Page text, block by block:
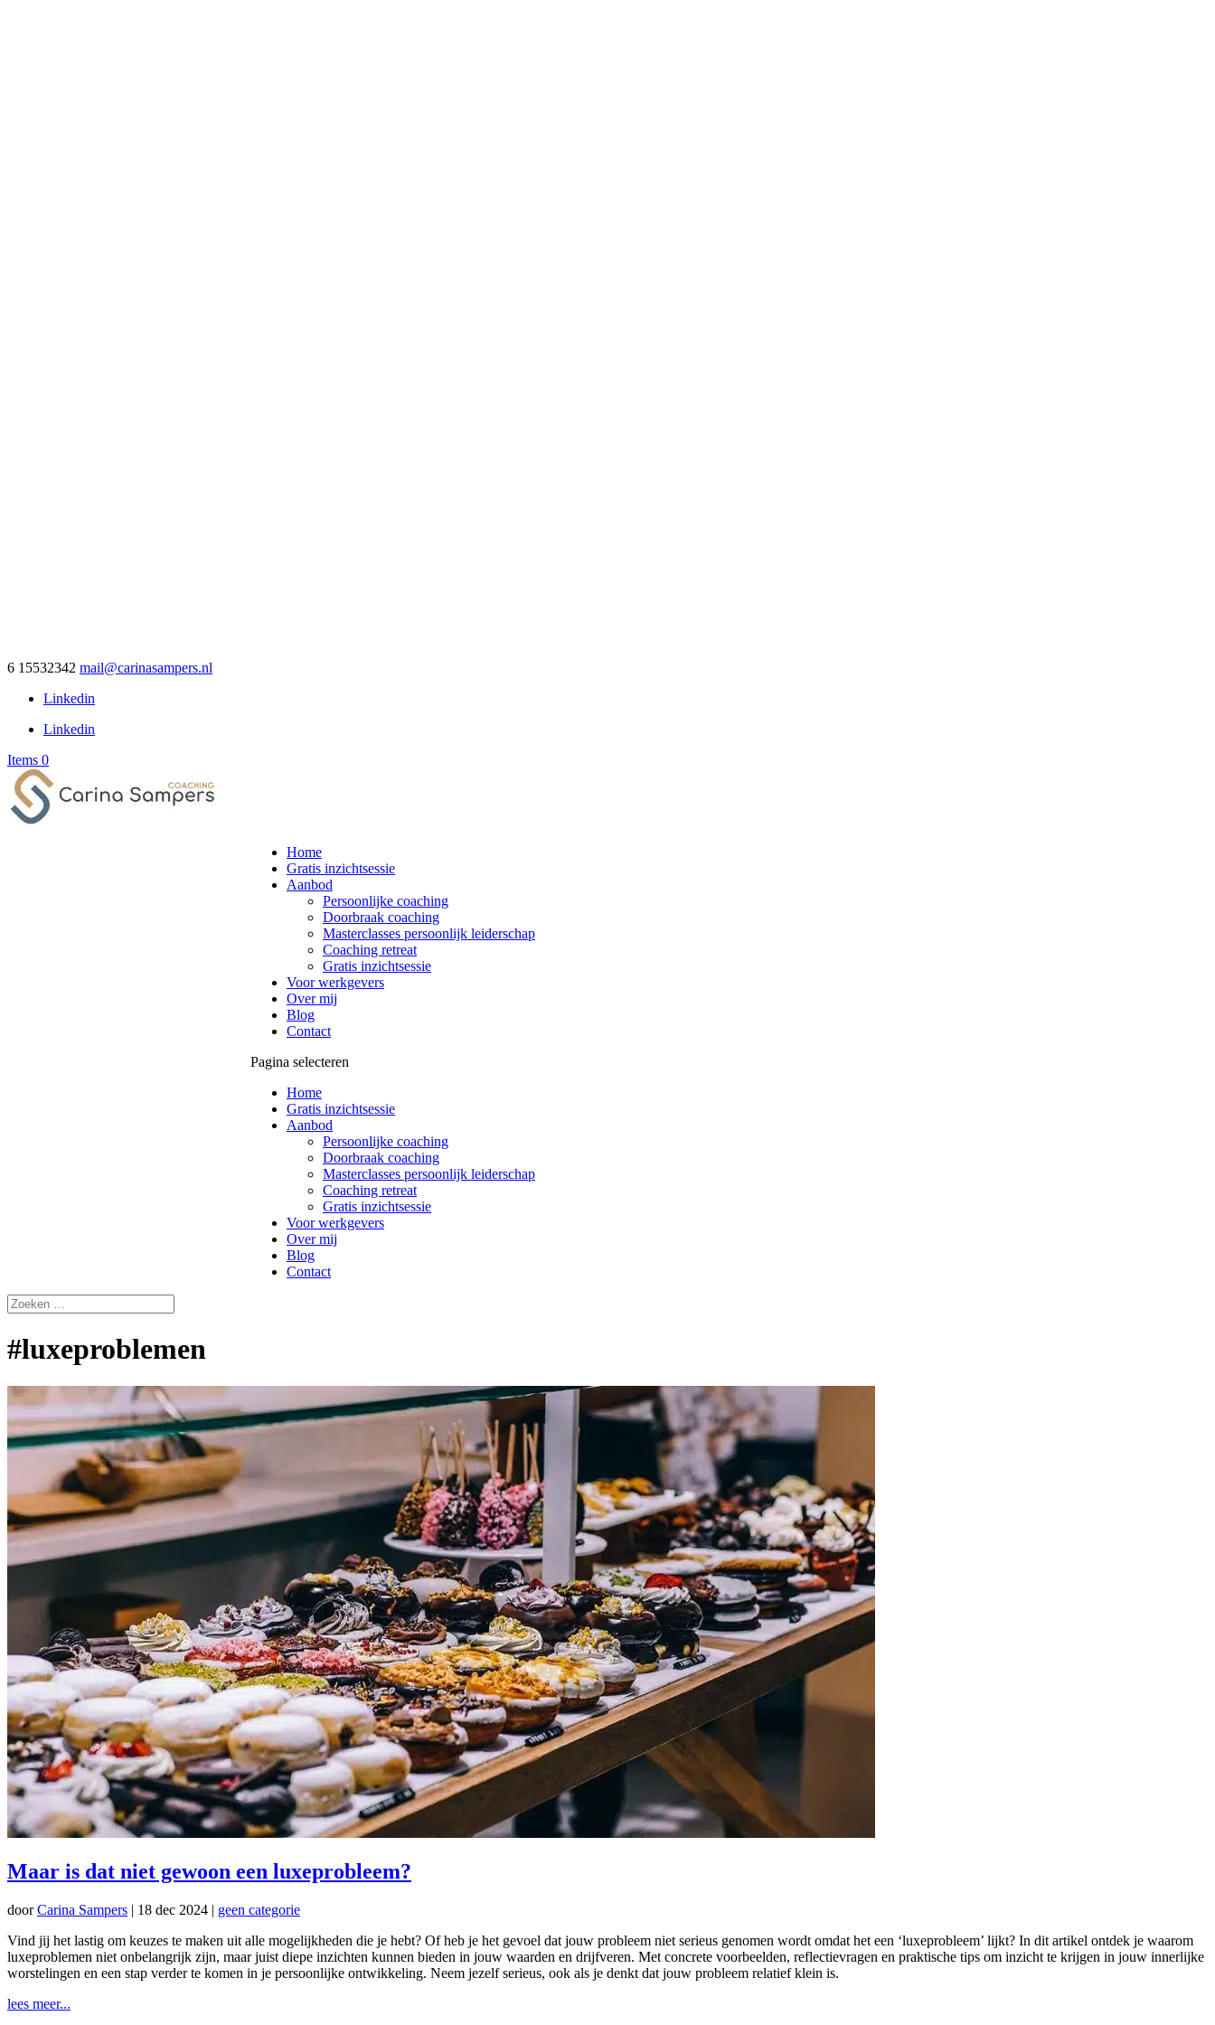
6 15532342 mail@carinasampers.nl
Linkedin
Linkedin
Items 0
Home
Gratis inzichtsessie
Aanbod
Persoonlijke coaching
Doorbraak coaching
Masterclasses persoonlijk leiderschap
Coaching retreat
Gratis inzichtsessie
Voor werkgevers
Over mij
Blog
Contact
Pagina selecteren
Home
Gratis inzichtsessie
Aanbod
Persoonlijke coaching
Doorbraak coaching
Masterclasses persoonlijk leiderschap
Coaching retreat
Gratis inzichtsessie
Voor werkgevers
Over mij
Blog
Contact
#luxeproblemen
Maar is dat niet gewoon een luxeprobleem?
doorCarina Sampers | 18 dec 2024 | geen categorie
Vind jij het lastig om keuzes te maken uit alle mogelijkheden die je hebt? Of heb je het gevoel dat jouw probleem niet serieus genomen wordt omdat het een ‘luxeprobleem’ lijkt? In dit artikel ontdek je waarom
luxeproblemen niet onbelangrijk zijn, maar juist diepe inzichten kunnen bieden in jouw waarden en drijfveren. Met concrete voorbeelden, reflectievragen en praktische tips om inzicht te krijgen in jouw innerlijke
worstelingen en een stap verder te komen in je persoonlijke ontwikkeling. Neem jezelf serieus, ook als je denkt dat jouw probleem relatief klein is.
lees meer...